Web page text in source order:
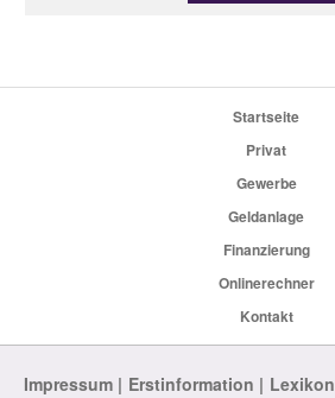
Startseite
Privat
Gewerbe
Geldanlage
Finanzierung
Onlinerechner
Kontakt
Impressum Erstinformation Lexikon